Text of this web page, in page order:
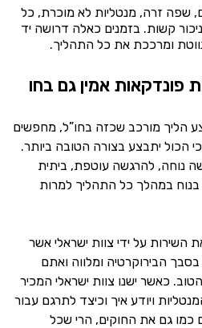
שפה זרה, מנטליות לא מוכרת, כל
קשות. בזמנים כאלה דרושה יד
ומרככת את כל התהליך.
פונדקאות אמין גם בחו
הליך מורכב שכזה בחו”ל, מחפשים
הכול יתבצע בצורה הטובה ביותר.
נוחה, להרגשה עוטפת, ביתית
בנוח במהלך כל התהליך למרות
השירות על ידי צוות ישראלי אשר
הבירוקרטיה ומלווה ואתם
כאשר ישנו צוות ישראלי המכיר
ויודע איך וכיצד לתרגם עבור
כמו גם את החוקים, הרי שכל